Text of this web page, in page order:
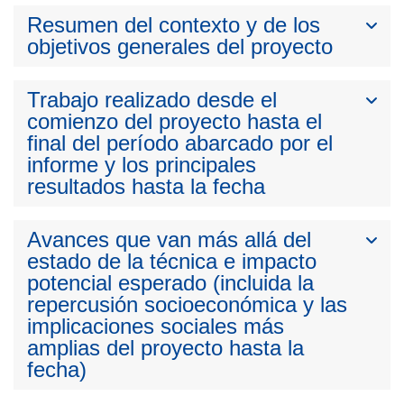
Resumen del contexto y de los
objetivos generales del proyecto
Trabajo realizado desde el
comienzo del proyecto hasta el
final del período abarcado por el
informe y los principales
resultados hasta la fecha
Avances que van más allá del
estado de la técnica e impacto
potencial esperado (incluida la
repercusión socioeconómica y las
implicaciones sociales más
amplias del proyecto hasta la
fecha)